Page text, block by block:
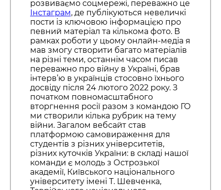
розвиваємо соцмережі, переважно це
Інстаграм, де публікуються невеличкі
пости із ключовою інформацією про
певний матеріал та кількома фото. В
рамках роботи у цьому онлайн-медіа я
мав змогу створити багато матеріалів
на різні теми, останнім часом писав
переважно про війну в Україні, брав
інтерв’ю в українців стосовно їхнього
досвіду після 24 лютого 2022 року. З
початком повномасштабного
вторгнення росії разом з командою ГО
ми створили кілька рубрик на тему
війни. Загалом вебсайт став
платформою самовираження для
студентів з різних університетів,
різних куточків України: в складі нашої
команди є молодь з Острозької
академії, Київського національного
університету імені Т. Шевченка,